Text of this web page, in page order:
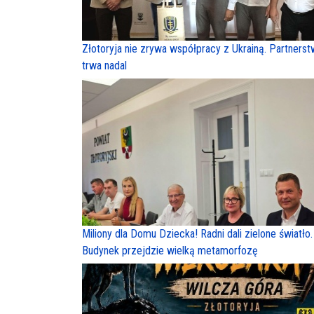
Złotoryja nie zrywa współpracy z Ukrainą.
trwa nadal
Miliony dla Domu Dziecka! Radni dali zielone światło.
Budynek przejdzie wielką metamorfozę